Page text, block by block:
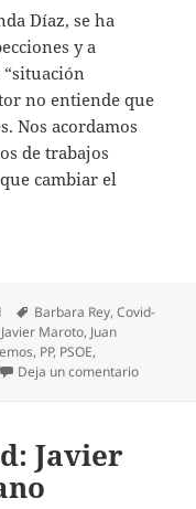
Díaz, se ha
y a
no entiende que
Nos acordamos
de trabajos
cambiar el
Etiquetas
Barbara Rey,Covid-
Javier Maroto, Juan
, PP, PSOE,
Deja un comentarioen
Javier